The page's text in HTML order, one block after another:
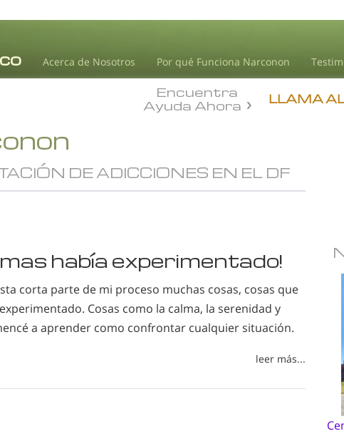
Acerca de Nosotros Por qué Funciona Narconon
LLAMA
Encuentra
Ayuda Ahora
DE ADICCIONES EN EL DF
había experimentado!
corta parte de mi proceso muchas cosas, cosas que
Cosas como la calma, la serenidad y
a aprender como confrontar cualquier situación.
leer más...